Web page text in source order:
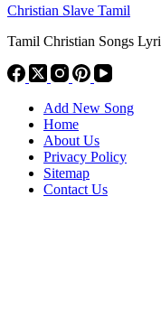
Christian Slave Tamil
Tamil Christian Songs
Add New Song
Home
About Us
Privacy Policy
Sitemap
Contact Us